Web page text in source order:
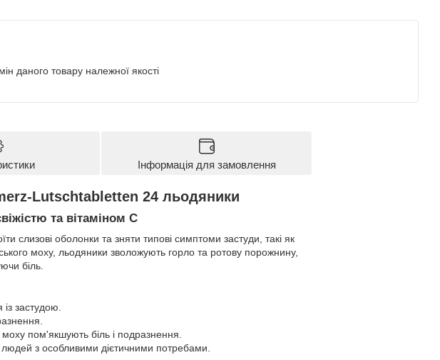
даного товару належної якості
Інформація для замовлення
Lutschtabletten 24 льодяники
та вітаміном C
слизові оболонки та зняти типові симптоми застуди, такі як
моху, льодяники зволожують горло та ротову порожнину,
біль.
застудою.
пом'якшують біль і подразнення.
з особливими дієтичними потребами.